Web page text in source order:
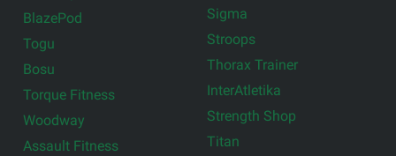
BlazePod
Togu
Bosu
Torque Fitness
Woodway
Assault Fitness
Sigma
Stroops
Thorax Trainer
InterAtletika
Strength Shop
Titan